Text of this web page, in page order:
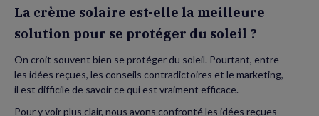
soleil
La crème solaire est-elle la meilleure
solution pour se protéger du soleil ?
On croit souvent bien se protéger du soleil. Pourtant, entre
les idées reçues, les conseils contradictoires et le marketing,
il est difficile de savoir ce qui est vraiment efficace.
Pour y voir plus clair, nous avons confronté les idées reçues